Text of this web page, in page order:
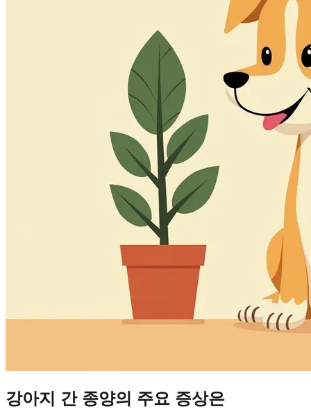
강아지 간 종양의 주요 증상은